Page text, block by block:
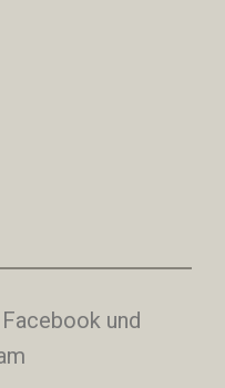
und